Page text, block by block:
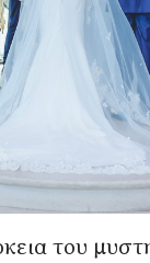
του